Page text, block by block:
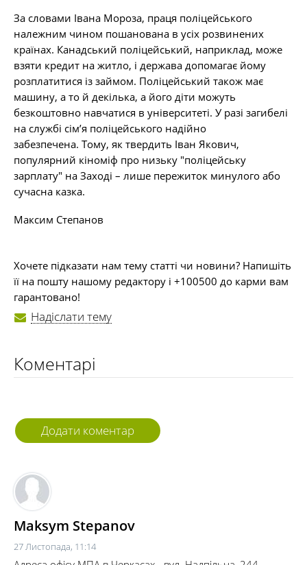
За словами Івана Мороза, праця поліцейського
належним чином пошанована в усіх розвинених
країнах. Канадський поліцейський, наприклад, може
взяти кредит на житло, і держава допомагає йому
розплатитися із займом. Поліцейський також має
машину, а то й декілька, а його діти можуть
безкоштовно навчатися в університеті. У разі загибелі
на службі сім’я поліцейського надійно
забезпечена. Тому, як твердить Іван Якович,
популярний кіноміф про низьку "поліцейську
зарплату" на Заході – лише пережиток минулого або
сучасна казка.
Максим Степанов
Хочете підказати нам тему статті чи новини? Напишіть
її на пошту нашому редактору і +100500 до карми вам
гарантовано!
Надіслати тему
Коментарі
Додати коментар
Maksym Stepanov
27 Листопада, 11:14